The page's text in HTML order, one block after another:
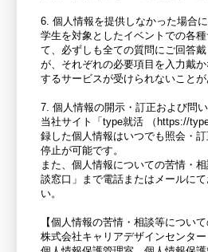
6. 個人情報を提供しなかった場合
学生を対象としたイベントでの各
て、必ずしも全ての質問にご回答
が、それぞれの必要項目を入力戴
するサービスが受けられないことが
7. 個人情報の開示・訂正および問
当社サイト「type就活 （https://
録した個人情報はいつでも照会・
停止が可能です。
また、個人情報についての苦情・
談窓口」まで電話またはメールに
い。
【個人情報の苦情・相談等につい
株式会社キャリアデザインセンター